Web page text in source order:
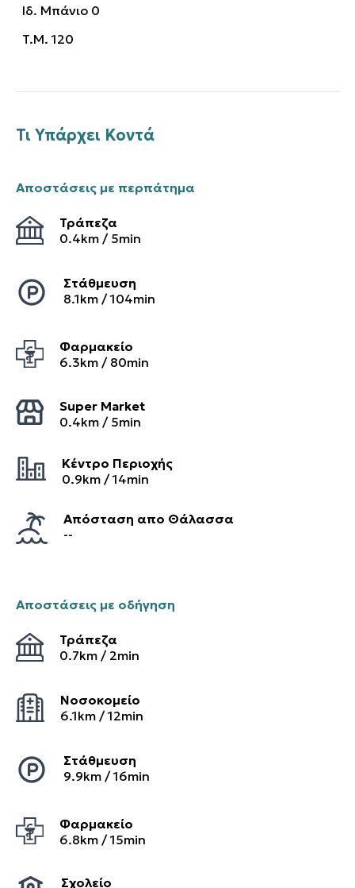
Ιδ. Μπάνιο 0
T.M. 120
Τι Υπάρχει Κοντά
Αποστάσεις με περπάτημα
Τράπεζα
0.4km / 5min
Στάθμευση
8.1km /104min
Φαρμακείο
6.3km / 80min
Super Market
0.4km / 5min
Κέντρο Περιοχής
0.9km /14min
Απόσταση απο Θάλασσα
--
Αποστάσεις με οδήγηση
Τράπεζα
0.7km / 2min
Νοσοκομείο
6.1km /12min
Στάθμευση
9.9km /16min
Φαρμακείο
6.8km /15min
Σχολείο